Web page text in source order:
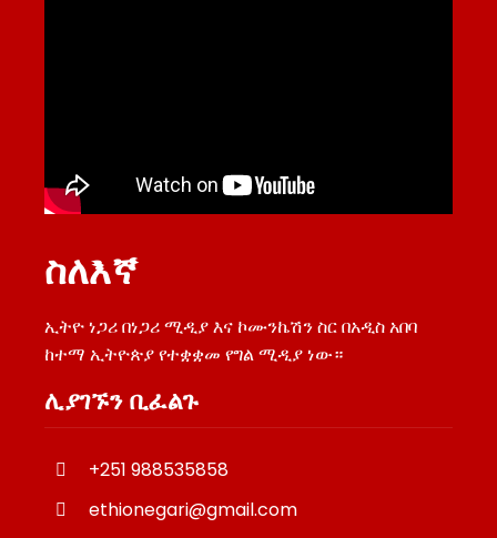
ስለእኛ
ኢትዮ ነጋሪ በነጋሪ ሚዲያ እና ኮሙንኬሽን ስር በአዲስ አበባ
ከተማ ኢትዮጵያ የተቋቋመ የግል ሚዲያ ነው።
ሊያገኙን ቢፈልጉ
+251 988535858
ethionegari@gmail.com